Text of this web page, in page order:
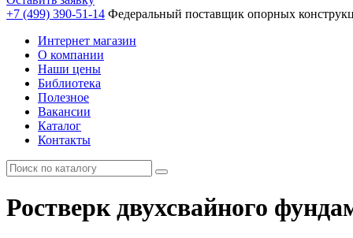
+7 (499) 390-51-14 Федеральный поставщик опорных
Интернет магазин
О компании
Наши цены
Библиотека
Полезное
Вакансии
Каталог
Контакты
Ростверк двухсвайного